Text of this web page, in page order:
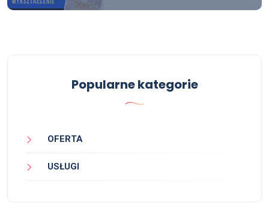
Popularne kategorie
OFERTA
USŁUGI